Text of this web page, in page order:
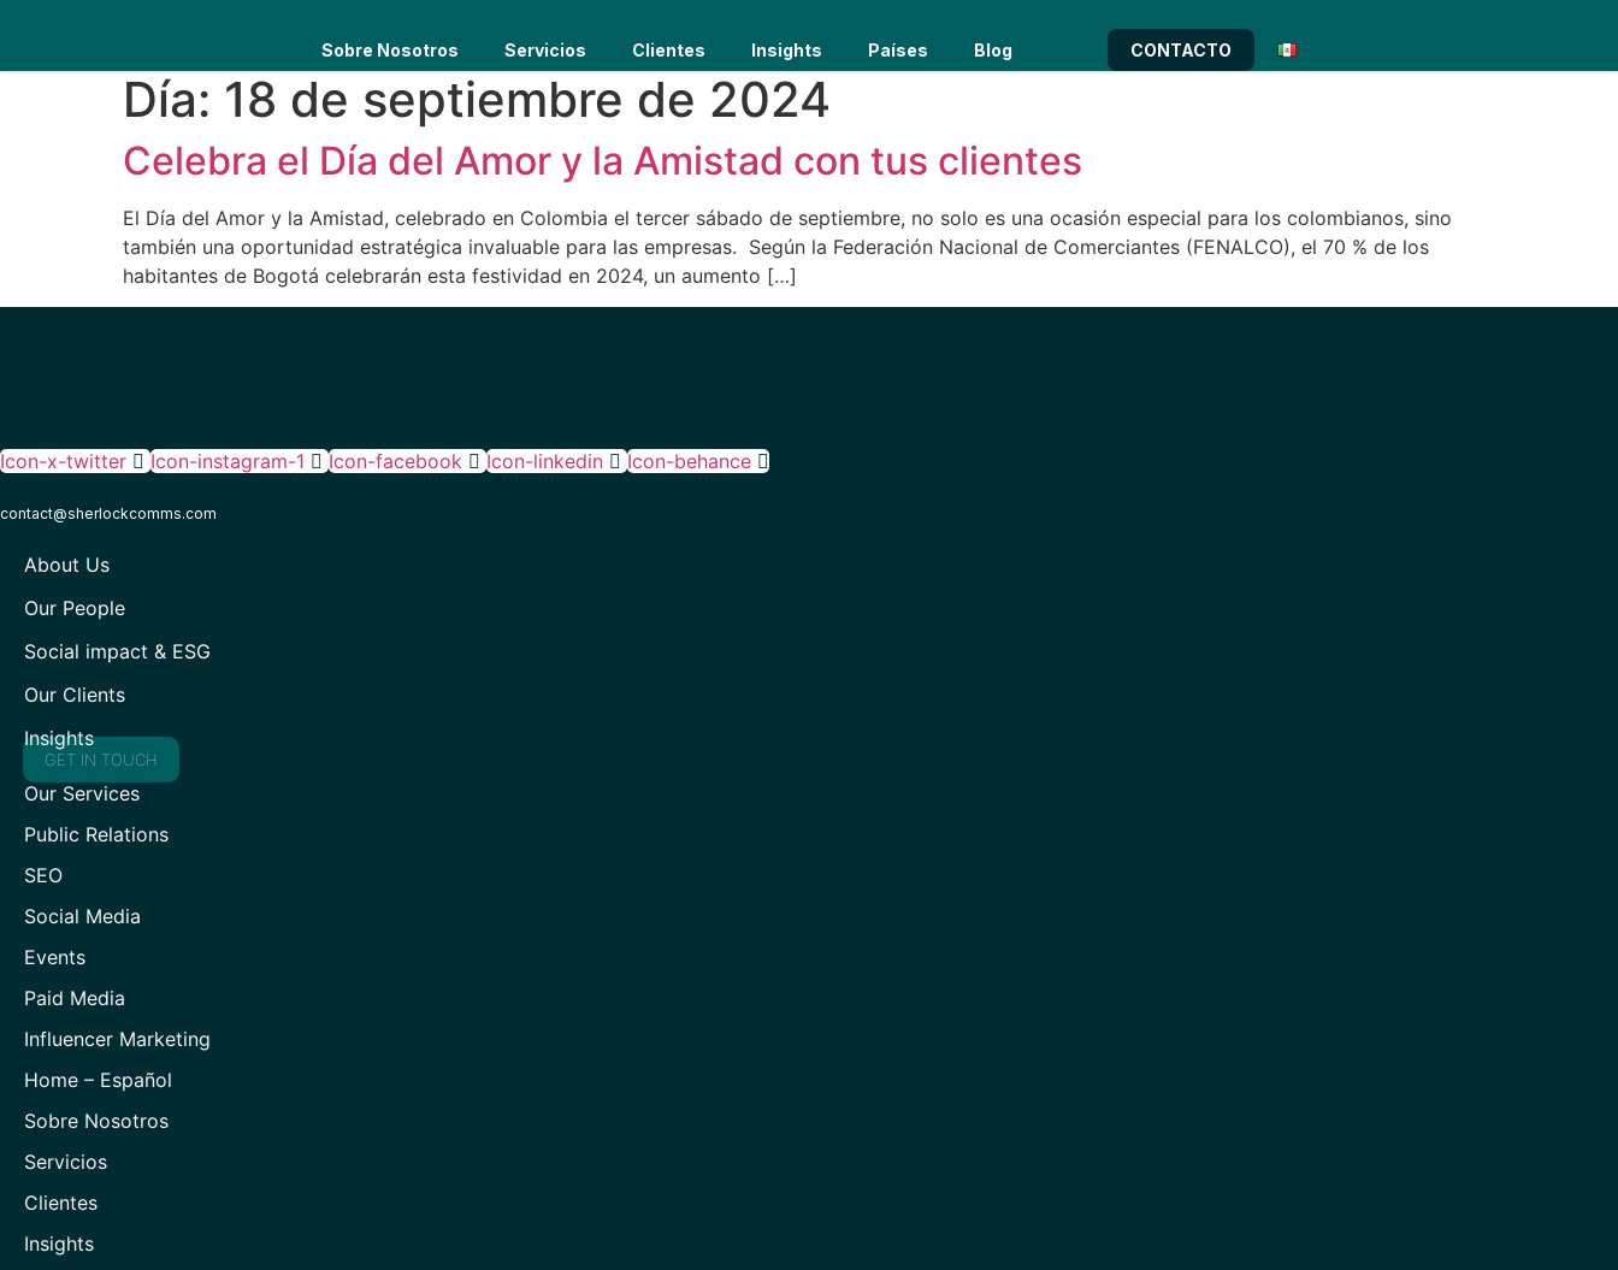
Sobre Nosotros Servicios Clientes Insights Países Blog CONTACTO
Día: 18 de septiembre de 2024
Celebra el Día del Amor y la Amistad con tus clientes
El Día del Amor y la Amistad, celebrado en Colombia el tercer sábado de septiembre, no solo es una ocasión especial para los colombianos, sino
también una oportunidad estratégica invaluable para las empresas. Según la Federación Nacional de Comerciantes (FENALCO), el 70 % de los
habitantes de Bogotá celebrarán esta festividad en 2024, un aumento […]
Icon-x-twitter Icon-instagram-1 Icon-facebook Icon-linkedin Icon-behance
contact@sherlockcomms.com
About Us
Our People
Social impact & ESG
Our Clients
Insights
GET IN TOUCH
Our Services
Public Relations
SEO
Social Media
Events
Paid Media
Influencer Marketing
Home – Español
Sobre Nosotros
Servicios
Clientes
Insights